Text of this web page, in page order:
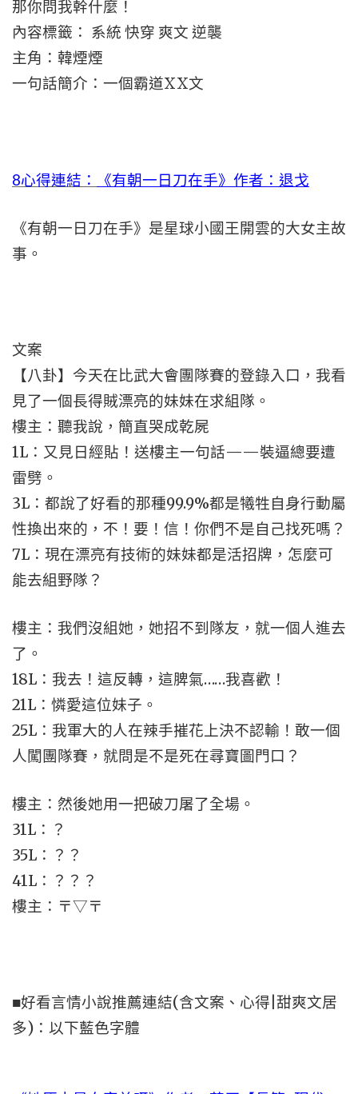
那你問我幹什麼！
內容標籤： 系統 快穿 爽文 逆襲
主角：韓煙煙
一句話簡介：一個霸道XX文
8心得連結： 《有朝一日刀在手》作者：退戈
《有朝一日刀在手》是星球小國王開雲的大女主故
事。
文案
【八卦】今天在比武大會團隊賽的登錄入口，我看
見了一個長得賊漂亮的妹妹在求組隊。
樓主：聽我說，簡直哭成乾屍
1L：又見日經貼！送樓主一句話——裝逼總要遭
雷劈。
3L：都說了好看的那種99.9%都是犧牲自身行動屬
性換出來的，不！要！信！你們不是自己找死嗎？
7L：現在漂亮有技術的妹妹都是活招牌，怎麼可
能去組野隊？
樓主：我們沒組她，她招不到隊友，就一個人進去
了。
18L：我去！這反轉，這脾氣……我喜歡！
21L：憐愛這位妹子。
25L：我軍大的人在辣手摧花上決不認輸！敢一個
人闖團隊賽，就問是不是死在尋寶圖門口？
樓主：然後她用一把破刀屠了全場。
31L：？
35L：？？
41L：？？？
樓主：〒▽〒
■好看言情小說推薦連結(含文案、心得|甜爽文居
多)：以下藍色字體